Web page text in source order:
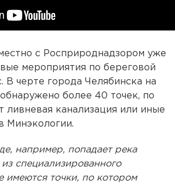
с Росприроднадзором уже
мероприятия по береговой
В черте города Челябинска на
более 40 точек, по
ливневая канализация или иные
Минэкологии.
например, попадает река
специализированного
имеются точки, по котором